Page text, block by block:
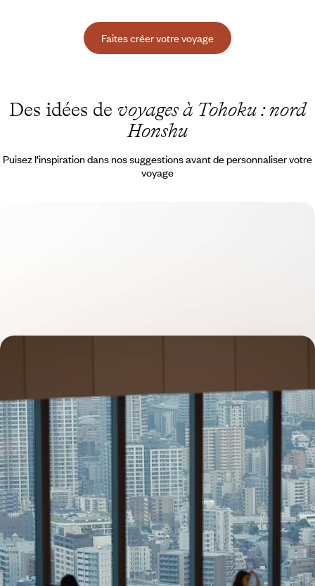
Faites créer votre voyage
Des idées de voyages à Tohoku : nord
Honshu
Puisez l’inspiration dans nos suggestions avant de personnaliser votre
voyage
Tout au nord de Honshu, se confronter à une approche architecturale
fascinante, une autre manière de concevoir les espaces et la vie
13 jours, de 6100 à 7400 €
Toutes nos suggestions de voyages Tohoku : nord Honshu (2)
Le GuideTohoku : nord Honshu